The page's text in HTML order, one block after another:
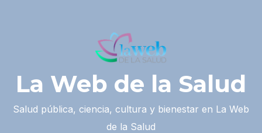
La Web de la Salud
Salud pública, ciencia, cultura y bienestar en La Web
de la Salud